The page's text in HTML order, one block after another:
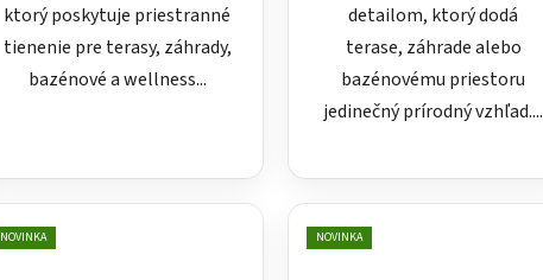
ktorý poskytuje priestranné
tienenie pre terasy, záhrady,
bazénové a wellness...
detailom, ktorý dodá
terase, záhrade alebo
bazénovému priestoru
jedinečný prírodný vzhľad....
NOVINKA NOVINKA